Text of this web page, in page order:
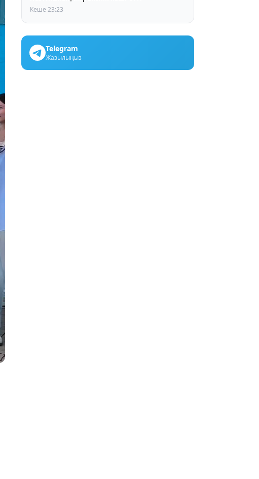
Кеше 23:23
Telegram
Жазылыңыз